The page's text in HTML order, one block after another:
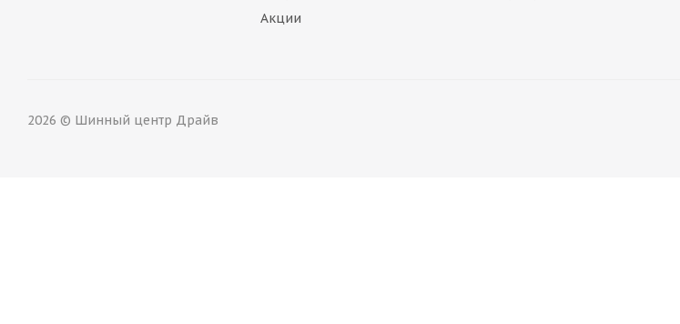
Акции
2026 © Шинный центр Драйв